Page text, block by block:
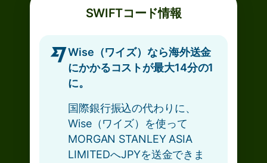
SWIFTコード情報
Wise（ワイズ）なら海外送金
にかかるコストが最大14分の1
に。
国際銀行振込の代わりに、
Wise（ワイズ）を使って
MORGAN STANLEY ASIA
LIMITEDへJPYを送金できま